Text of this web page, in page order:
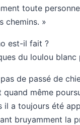
toute
chemins. »
est-il fait ?
du loulou blanc
de passé de
quand même
il a toujours été
bruyamment la